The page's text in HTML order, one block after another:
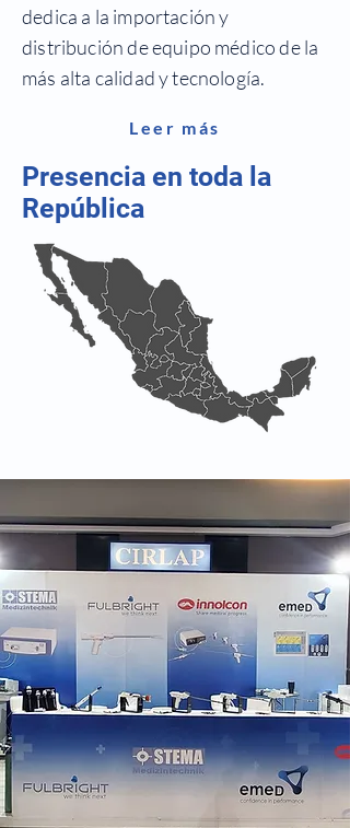
dedica a la importación y
distribución de equipo médico de la
más alta calidad y tecnología.
Leer más
Presencia en toda la
República